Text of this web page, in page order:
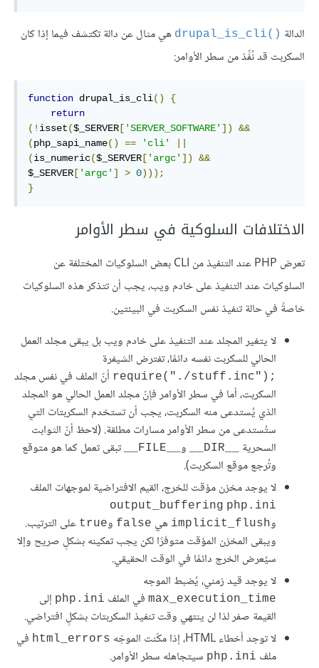
الدالة drupal_is_cli()‎ هي مثال عن دالة تكتشف فيما إذا كان
السكربت قد نُفِّذ من سطر الأوامر:
function drupal_is_cli()
{
return
(! isset($_SERVER [ 'SERVER_SOFTWARE' ])
&&
(php_sapi_name() == 'cli'
(is_numeric($_SERVER [ 'argc' ])
&&
$_SERVER [ 'argc' ] > 0)));
}
الاختلافات السلوكية في سطر الأوامر
تعرض PHP عند التنفيذ من CLI بعض السلوكيات المختلفة عن
السلوكيات عند التنفيذ على خادم ويب، يجب أن تتذكر هذه السلوكيات
خاصةً في حالة تنفيذ نفس السكربت في البيئتين.
لا يتغير المجلد عند التنفيذ على خادم ويب بل يبقى مجلد العمل
الحالي للسكربت نفسه دائمًا، تفترض الشيفرة
require("./stuff.inc");‎ أنّ الملف في نفس مجلد
السكربت، أما في سطر الأوامر فإنّ مجلد العمل الحالي هو المجلد
الذي يُستدعى منه السكربت، يجب أن تستخدم السكربتات التي
ستُستدعى من سطر الأوامر مسارات مطلقة. (لاحظ أنّ الثوابت
السحرية
و
تبقى تعمل كما هو متوقع
وتُرجع موقع السكربت).
لا يوجد مخزن مؤقت للخرج، القيم الافتراضية لموجهات الملف
php.ini
وimplicit_flush هي false وtrue على الترتيب.
ويبقى المخزن المؤقت متوفرًا لكن يجب تمكينه بشكلٍ صريح وإلا
سيُعرض الخرج دائمًا في الوقت الحقيقي.
لا يوجد قيد زمني، يُضبط الموجه
max_execution_time في الملف php.ini إلى
القيمة صفر لذا لن ينتهي وقت تنفيذ السكربتات بشكلٍ افتراضي.
لا توجد أخطاء HTML، إذا مكّنت الموجّه
html_errors في
ملف php.ini سيتجاهله سطر الأوامر.